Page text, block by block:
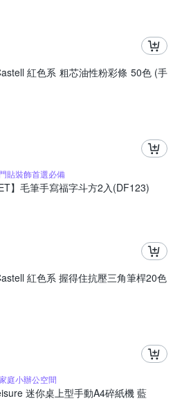
紅色系 粗芯油性粉彩條 50色 (手
貼裝飾首選必備
】毛筆手寫福字斗方2入(DF123)
紅色系 握得住抗壓三角筆桿20色
庭小辦公空間
迷你桌上型手動A4碎紙機 藍